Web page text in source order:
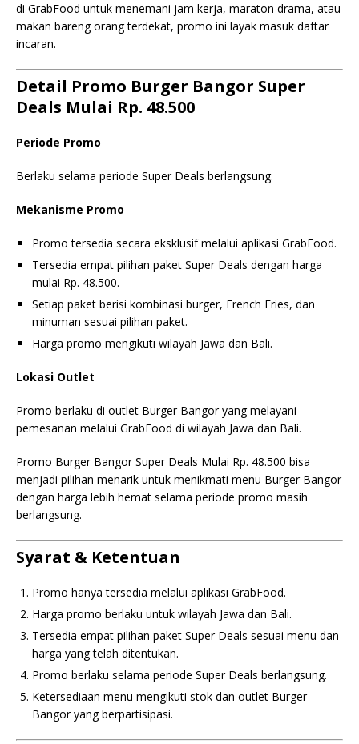
di GrabFood untuk menemani jam kerja, maraton drama, atau
makan bareng orang terdekat, promo ini layak masuk daftar
incaran.
Detail Promo Burger Bangor Super
Deals Mulai Rp. 48.500
Periode Promo
Berlaku selama periode Super Deals berlangsung.
Mekanisme Promo
Promo tersedia secara eksklusif melalui aplikasi GrabFood.
Tersedia empat pilihan paket Super Deals dengan harga
mulai Rp. 48.500.
Setiap paket berisi kombinasi burger, French Fries, dan
minuman sesuai pilihan paket.
Harga promo mengikuti wilayah Jawa dan Bali.
Lokasi Outlet
Promo berlaku di outlet Burger Bangor yang melayani
pemesanan melalui GrabFood di wilayah Jawa dan Bali.
Promo Burger Bangor Super Deals Mulai Rp. 48.500 bisa
menjadi pilihan menarik untuk menikmati menu Burger Bangor
dengan harga lebih hemat selama periode promo masih
berlangsung.
Syarat & Ketentuan
Promo hanya tersedia melalui aplikasi GrabFood.
Harga promo berlaku untuk wilayah Jawa dan Bali.
Tersedia empat pilihan paket Super Deals sesuai menu dan
harga yang telah ditentukan.
Promo berlaku selama periode Super Deals berlangsung.
Ketersediaan menu mengikuti stok dan outlet Burger
Bangor yang berpartisipasi.